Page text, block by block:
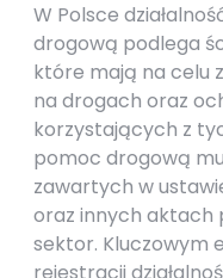
W Polsce
drogową podlega
które mają na celu
na drogach oraz
korzystających z
pomoc drogową
zawartych w
oraz innych aktach
sektor. Kluczowym